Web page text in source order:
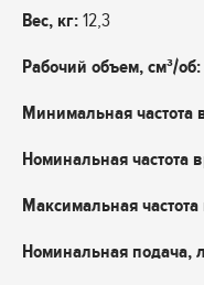
Вес, кг: 12,3
Рабочий объем, см³/об:
Минимальная
Номинальная частота
Максимальная
Номинальная подача,